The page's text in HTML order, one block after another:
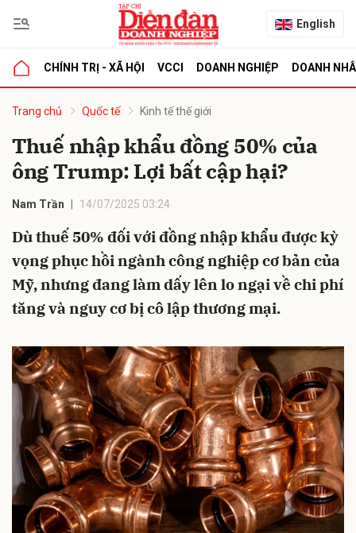
English
CHÍNH TRỊ - XÃ HỘI VCCI DOANH NGHIỆP DOANH
Trang chủ Quốc tế Kinh tế thế giới
Thuế nhập khẩu đồng 50% của
ông Trump: Lợi bất cập hại?
Nam Trần 14/07/2025 03:24
Dù thuế 50% đối với đồng nhập khẩu được kỳ
vọng phục hồi ngành công nghiệp cơ bản của
Mỹ, nhưng đang làm dấy lên lo ngại về chi phí
tăng và nguy cơ bị cô lập thương mại.
luận
Hủy